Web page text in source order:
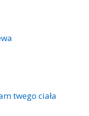
twego ciała